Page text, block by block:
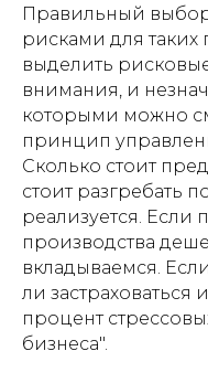
Правильный
рисками для таких
выделить
внимания, и
которыми можно
принцип
Сколько стоит
стоит разгребать
реализуется. Если
производства
вкладываемся.
ли застраховаться
процент
бизнеса".